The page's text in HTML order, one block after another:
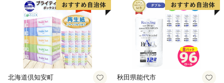
北海道倶知安町 秋田県能代市